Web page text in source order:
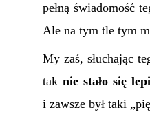
pełną świadomość
Ale na tym tle tym
My zaś, słuchając
tak nie stało się
i zawsze był taki